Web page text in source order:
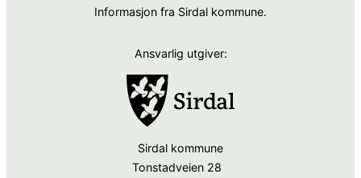
Informasjon fra Sirdal kommune.
Ansvarlig utgiver:
Sirdal kommune
Tonstadveien 28